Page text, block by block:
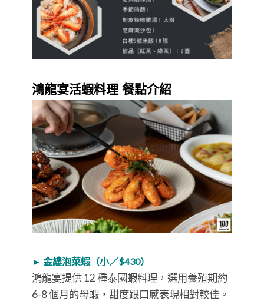
鴻龍宴活蝦料理 餐點介紹
► 金縷泡菜蝦（小／$430）
鴻龍宴提供 12 種泰國蝦料理，選用養殖期約
6-8 個月的母蝦，甜度跟口感表現相對較佳。